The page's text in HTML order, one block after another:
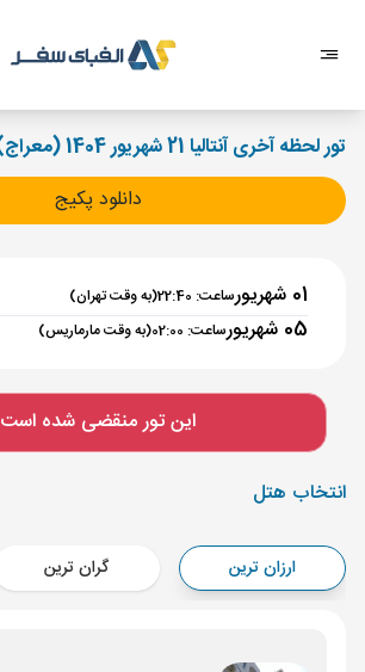
تور لحظه آخری آنتالیا 21 شهریور 1404 (معراج)
دانلود پکیج
01 شهریور ساعت: 22:40 (به وقت تهران)
05 شهریور ساعت: 02:00 (به وقت مارماریس)
تهران , فرودگاه بین‌المللی امام خمینی IKA
مدت پرواز :
مارماریس ,
Aircraft - معراج (Economy)
برنامه برگشت :05 شهریور ساعت: 02:00
مدت پرواز :03:30
این تور منقضی شده است
انتخاب هتل
ارزان ترین گران ترین